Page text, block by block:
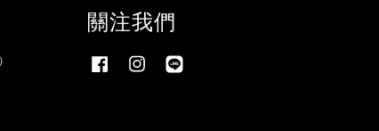
關注我們
Facebook Instagram